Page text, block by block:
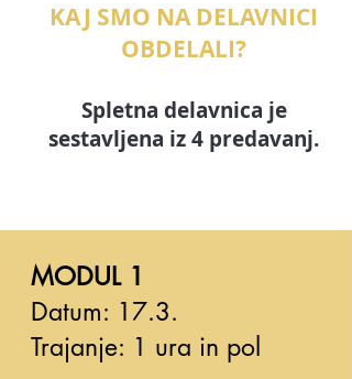
KAJ SMO NA DELAVNICI
OBDELALI?
Spletna delavnica je
sestavljena iz 4 predavanj.
MODUL 1
Datum: 17.3.
Trajanje: 1 ura in pol